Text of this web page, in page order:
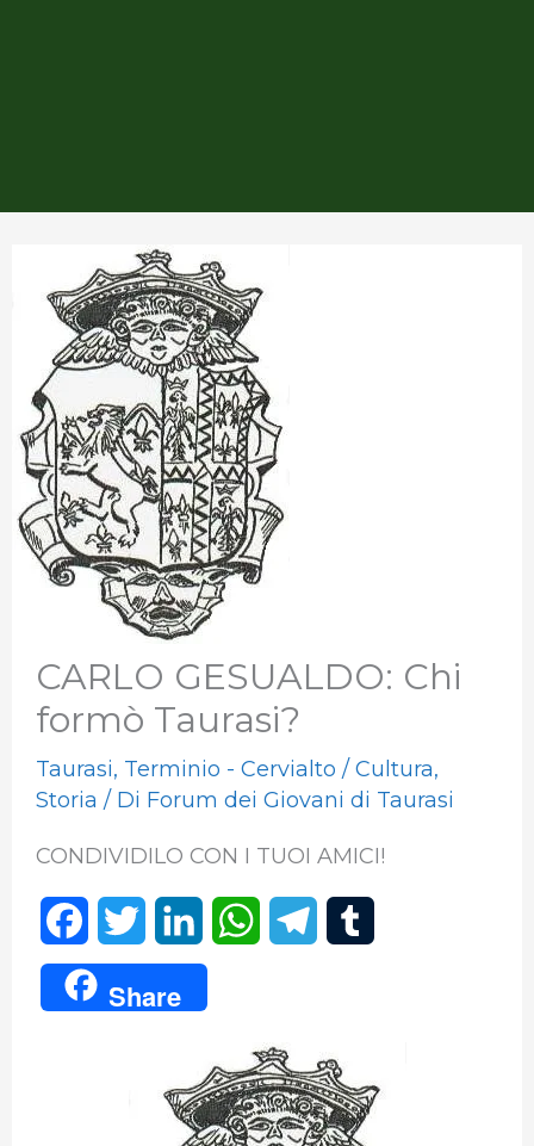
CARLO GESUALDO: Chi
formò Taurasi?
Taurasi, Terminio - Cervialto / Cultura,
Storia / Di Forum dei Giovani di Taurasi
CONDIVIDILO CON I TUOI AMICI!
a
c
w
i
i
n
k
e
W
t
s
e
g l
Share